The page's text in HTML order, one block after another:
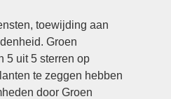
toewijding aan
Groen
5 uit 5 sterren op
te zeggen hebben
door Groen